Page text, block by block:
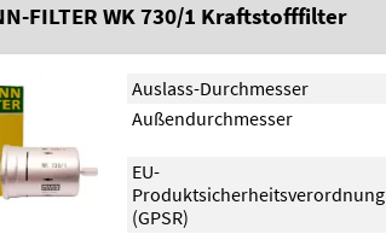
FILTER WK 730/1 Kraftstofffilter
Auslass-Durchmesser
Außendurchmesser
EU-
Produktsicherheitsverordnung
(GPSR)